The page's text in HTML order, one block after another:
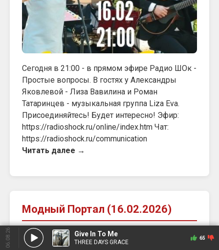
Сегодня в 21:00 - в прямом эфире Радио ШОк -
Простые вопросы. В гостях у Александры
Яковлевой - Лиза Вавилина и Роман
Татаринцев - музыкальная группа Liza Eva.
Присоединяйтесь! Будет интересно! Эфир:
https://radioshock.ru/online/index.htm Чат:
https://radioshock.ru/communication
Читать далее →
Модный Портал (16.02.2026)
Дата: 16.02.2026 11:31
06.08.26 Give In To Me
THREE DAYS GRACE
65